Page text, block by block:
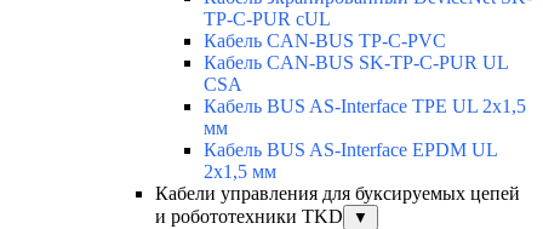
TP-C-PUR cUL
Кабель CAN-BUS TP-C-PVC
Кабель CAN-BUS SK-TP-C-PUR UL
CSA
Кабель BUS AS-Interface TPE UL 2x1,5
мм
Кабель BUS AS-Interface EPDM UL
2x1,5 мм
Кабели управления для буксируемых цепей
и робототехники TKD
▼